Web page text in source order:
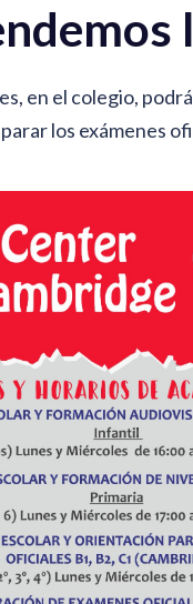
en el colegio,
los exámenes